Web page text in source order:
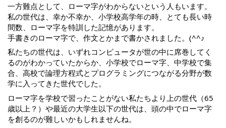
一方難点として、ローマ字がわからないという人もいます。
私の世代は、幸か不幸か、小学校高学年の時、とても長い時
間数、ローマ字を特訓した記憶があります。
手書きのローマ字で、作文とかまで書かされました。(^^♪
私たちの世代は、いずれコンピュータが世の中に席巻してく
るのがわかっていたからか、小学校でローマ字、中学校で集
合、高校で論理方程式とプログラミングにつながる分野が数
学に入ってきた世代でした。
ローマ字を学校で習ったことがない私たちより上の世代（65
歳以上？）や最近の大学生以下の世代は、頭の中でローマ字
を創るのが難しいかもしれませんね。